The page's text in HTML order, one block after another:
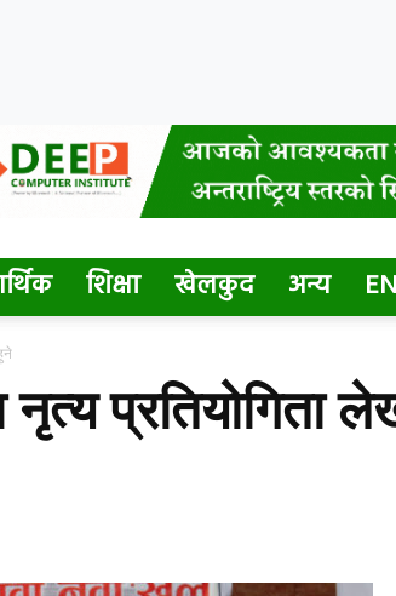
शिक्षा खेलकुद अन्य
प्रतियोगिता